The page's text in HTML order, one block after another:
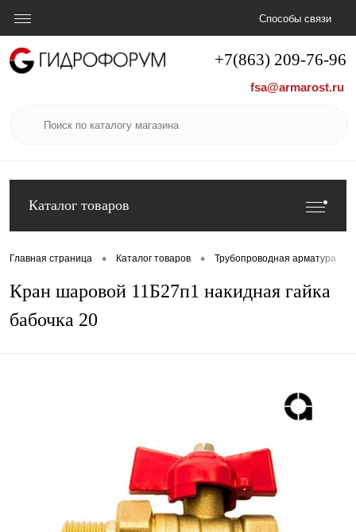
+7(863) 209-76-96
fsa@armarost.ru
Способы связи
Каталог товаров
Главная страница • Каталог товаров • Трубопроводная арматура
Кран шаровой 11Б27п1 накидная гайка
бабочка 20